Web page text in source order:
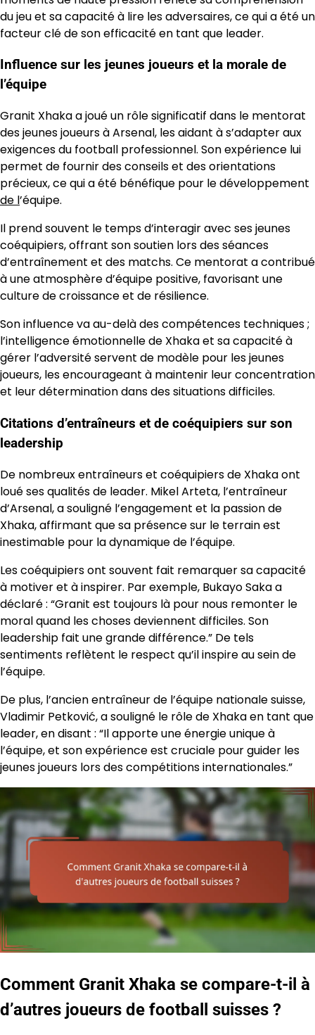
du jeu et sa capacité à lire les adversaires, ce qui a été un
facteur clé de son efficacité en tant que leader.
Influence sur les jeunes joueurs et la morale de
l’équipe
Granit Xhaka a joué un rôle significatif dans le mentorat
des jeunes joueurs à Arsenal, les aidant à s’adapter aux
exigences du football professionnel. Son expérience lui
permet de fournir des conseils et des orientations
précieux, ce qui a été bénéfique pour le développement
de l’équipe.
Il prend souvent le temps d’interagir avec ses jeunes
coéquipiers, offrant son soutien lors des séances
d’entraînement et des matchs. Ce mentorat a contribué
à une atmosphère d’équipe positive, favorisant une
culture de croissance et de résilience.
Son influence va au-delà des compétences techniques ;
l’intelligence émotionnelle de Xhaka et sa capacité à
gérer l’adversité servent de modèle pour les jeunes
joueurs, les encourageant à maintenir leur concentration
et leur détermination dans des situations difficiles.
Citations d’entraîneurs et de coéquipiers sur son
leadership
De nombreux entraîneurs et coéquipiers de Xhaka ont
loué ses qualités de leader. Mikel Arteta, l’entraîneur
d’Arsenal, a souligné l’engagement et la passion de
Xhaka, affirmant que sa présence sur le terrain est
inestimable pour la dynamique de l’équipe.
Les coéquipiers ont souvent fait remarquer sa capacité
à motiver et à inspirer. Par exemple, Bukayo Saka a
déclaré : “Granit est toujours là pour nous remonter le
moral quand les choses deviennent difficiles. Son
leadership fait une grande différence.” De tels
sentiments reflètent le respect qu’il inspire au sein de
l’équipe.
De plus, l’ancien entraîneur de l’équipe nationale suisse,
Vladimir Petković, a souligné le rôle de Xhaka en tant que
leader, en disant : “Il apporte une énergie unique à
l’équipe, et son expérience est cruciale pour guider les
jeunes joueurs lors des compétitions internationales.”
Comment Granit Xhaka se compare-t-il à
d’autres joueurs de football suisses ?